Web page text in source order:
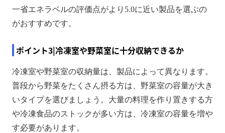
一省エネラベルの評価点がより5.0に近い製品を選ぶの
がおすすめです。
ポイント3|冷凍室や野菜室に十分収納できるか
冷凍室や野菜室の収納量は、製品によって異なります。
普段から野菜をたくさん摂る方は、野菜室の容量が大き
いタイプを選びましょう。大量の料理を作り置きする方
や冷凍食品のストックが多い方は、冷凍室の容量を増や
す必要があります。